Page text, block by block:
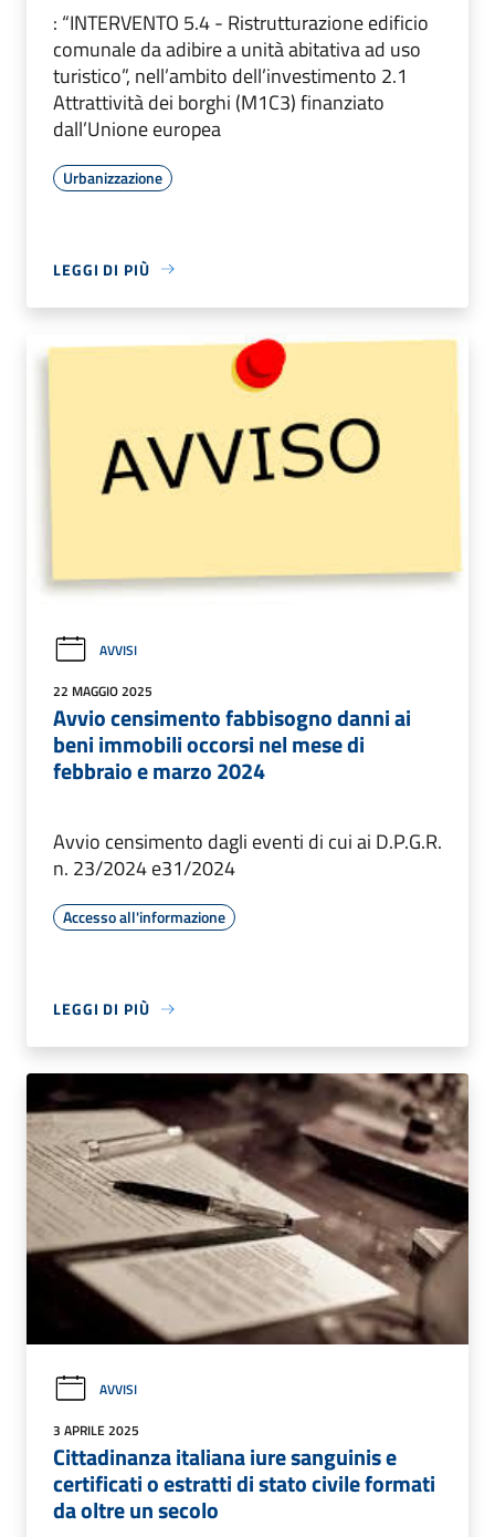
: “INTERVENTO 5.4 - Ristrutturazione edificio
comunale da adibire a unità abitativa ad uso
turistico”, nell’ambito dell’investimento 2.1
Attrattività dei borghi (M1C3) finanziato
dall’Unione europea
Urbanizzazione
LEGGI DI PIÙ
AVVISI
22 MAGGIO 2025
Avvio censimento fabbisogno danni ai
beni immobili occorsi nel mese di
febbraio e marzo 2024
Avvio censimento dagli eventi di cui ai D.P.G.R.
n. 23/2024 e31/2024
Accesso all'informazione
LEGGI DI PIÙ
AVVISI
3 APRILE 2025
Cittadinanza italiana iure sanguinis e
certificati o estratti di stato civile formati
da oltre un secolo